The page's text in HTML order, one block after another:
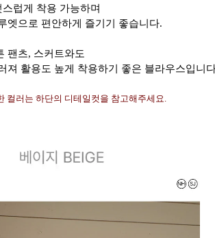
럽게 착용 가능하며
엣으로 편안하게 즐기기 좋습니다.
팬츠, 스커트와도
져 활용도 높게 착용하기 좋은 블라우스입니
컬러는 하단의 디테일컷을 참고해주세요.